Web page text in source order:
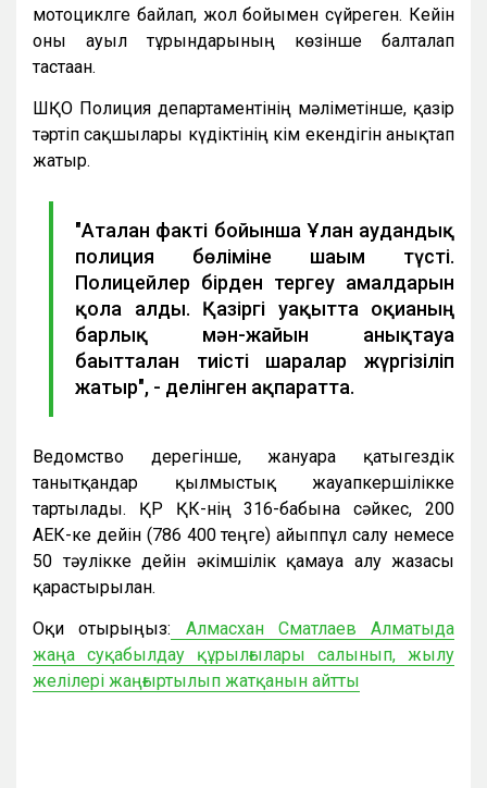
мотоциклге байлап, жол бойымен сүйреген. Кейін
оны ауыл тұрғындарының көзінше балталап
тастаған.
ШҚО Полиция департаментінің мәліметінше, қазір
тәртіп сақшылары күдіктінің кім екендігін анықтап
жатыр.
"Аталған факті бойынша Ұлан аудандық
полиция бөліміне шағым түсті.
Полицейлер бірден тергеу амалдарын
қолға алды. Қазіргі уақытта оқиғаның
барлық мән-жайын анықтауға
бағытталған тиісті шаралар жүргізіліп
жатыр", - делінген ақпаратта.
Ведомство дерегінше, жануарға қатыгездік
танытқандар қылмыстық жауапкершілікке
тартылады. ҚР ҚК-нің 316-бабына сәйкес, 200
АЕК-ке дейін (786 400 теңге) айыппұл салу немесе
50 тәулікке дейін әкімшілік қамауға алу жазасы
қарастырылған.
Оқи отырыңыз: Алмасхан Сматлаев Алматыда
жаңа суқабылдау құрылғылары салынып, жылу
желілері жаңғыртылып жатқанын айтты